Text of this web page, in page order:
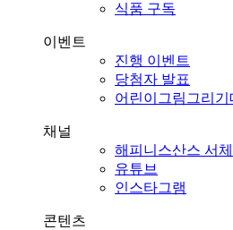
식품 구독
이벤트
진행 이벤트
당첨자 발표
어린이그림그리기
채널
해피니스산스 서
유튜브
인스타그램
콘텐츠